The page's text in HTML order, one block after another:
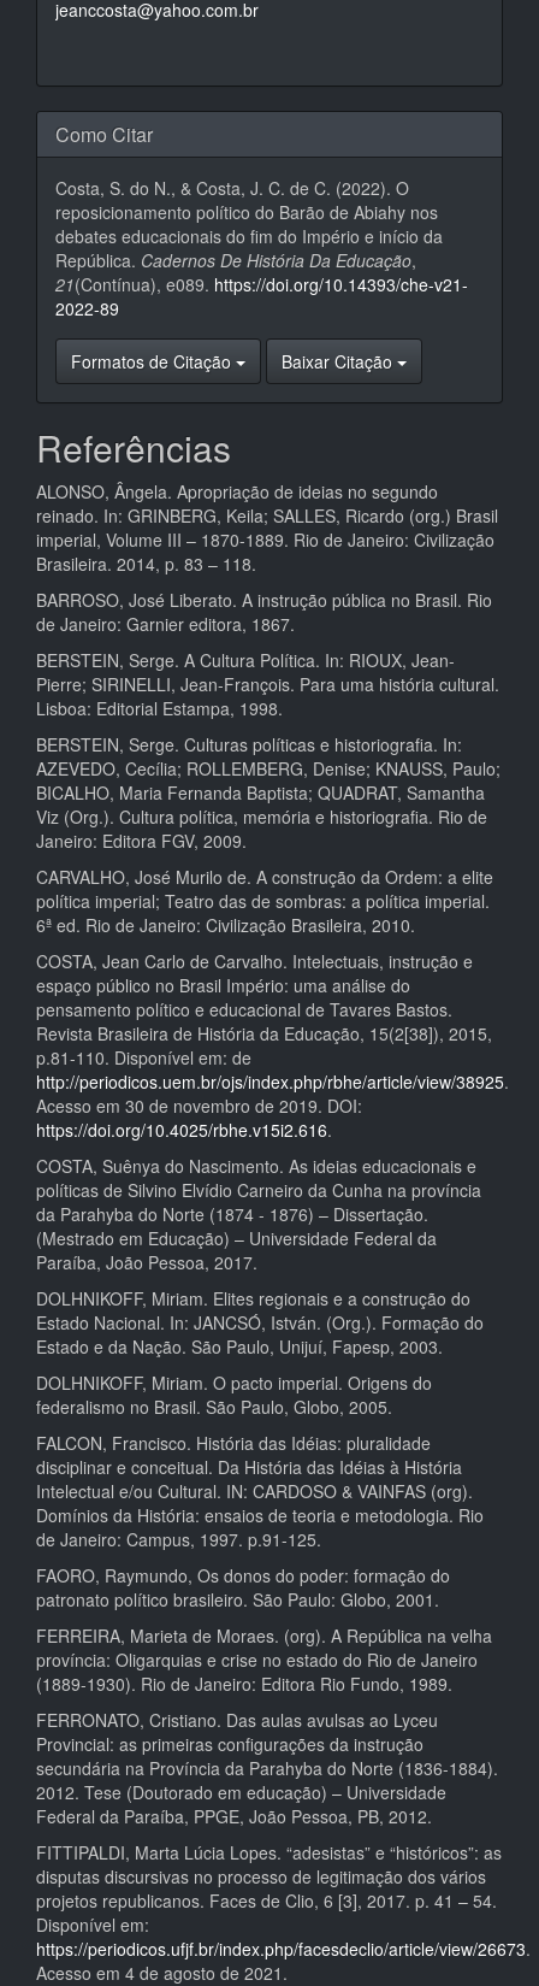
jeanccosta@yahoo.com.br
Como Citar
Costa, S. do N., & Costa, J. C. de C. (2022). O
reposicionamento político do Barão de Abiahy nos
debates educacionais do fim do Império e início da
República. Cadernos De História Da Educação,
21(Contínua), e089. https://doi.org/10.14393/che-v21-
2022-89
Formatos de Citação Baixar Citação
Referências
ALONSO, Ângela. Apropriação de ideias no segundo
reinado. In: GRINBERG, Keila; SALLES, Ricardo (org.) Brasil
imperial, Volume III – 1870-1889. Rio de Janeiro: Civilização
Brasileira. 2014, p. 83 – 118.
BARROSO, José Liberato. A instrução pública no Brasil. Rio
de Janeiro: Garnier editora, 1867.
BERSTEIN, Serge. A Cultura Política. In: RIOUX, Jean-
Pierre; SIRINELLI, Jean-François. Para uma história cultural.
Lisboa: Editorial Estampa, 1998.
BERSTEIN, Serge. Culturas políticas e historiografia. In:
AZEVEDO, Cecília; ROLLEMBERG, Denise; KNAUSS, Paulo;
BICALHO, Maria Fernanda Baptista; QUADRAT, Samantha
Viz (Org.). Cultura política, memória e historiografia. Rio de
Janeiro: Editora FGV, 2009.
CARVALHO, José Murilo de. A construção da Ordem: a elite
política imperial; Teatro das de sombras: a política imperial.
6ª ed. Rio de Janeiro: Civilização Brasileira, 2010.
COSTA, Jean Carlo de Carvalho. Intelectuais, instrução e
espaço público no Brasil Império: uma análise do
pensamento político e educacional de Tavares Bastos.
Revista Brasileira de História da Educação, 15(2[38]), 2015,
p.81-110. Disponível em: de
http://periodicos.uem.br/ojs/index.php/rbhe/article/view/38925.
Acesso em 30 de novembro de 2019. DOI:
https://doi.org/10.4025/rbhe.v15i2.616.
COSTA, Suênya do Nascimento. As ideias educacionais e
políticas de Silvino Elvídio Carneiro da Cunha na província
da Parahyba do Norte (1874 - 1876) – Dissertação.
(Mestrado em Educação) – Universidade Federal da
Paraíba, João Pessoa, 2017.
DOLHNIKOFF, Miriam. Elites regionais e a construção do
Estado Nacional. In: JANCSÓ, István. (Org.). Formação do
Estado e da Nação. São Paulo, Unijuí, Fapesp, 2003.
DOLHNIKOFF, Miriam. O pacto imperial. Origens do
federalismo no Brasil. São Paulo, Globo, 2005.
FALCON, Francisco. História das Idéias: pluralidade
disciplinar e conceitual. Da História das Idéias à História
Intelectual e/ou Cultural. IN: CARDOSO & VAINFAS (org).
Domínios da História: ensaios de teoria e metodologia. Rio
de Janeiro: Campus, 1997. p.91-125.
FAORO, Raymundo, Os donos do poder: formação do
patronato político brasileiro. São Paulo: Globo, 2001.
FERREIRA, Marieta de Moraes. (org). A República na velha
província: Oligarquias e crise no estado do Rio de Janeiro
(1889-1930). Rio de Janeiro: Editora Rio Fundo, 1989.
FERRONATO, Cristiano. Das aulas avulsas ao Lyceu
Provincial: as primeiras configurações da instrução
secundária na Província da Parahyba do Norte (1836-1884).
2012. Tese (Doutorado em educação) – Universidade
Federal da Paraíba, PPGE, João Pessoa, PB, 2012.
FITTIPALDI, Marta Lúcia Lopes. “adesistas” e “históricos”: as
disputas discursivas no processo de legitimação dos vários
projetos republicanos. Faces de Clio, 6 [3], 2017. p. 41 – 54.
Disponível em:
https://periodicos.ufjf.br/index.php/facesdeclio/article/view/26673.
Acesso em 4 de agosto de 2021.